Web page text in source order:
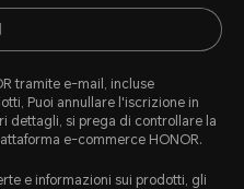
tramite e-mail, incluse
Puoi annullare l'iscrizione in
dettagli, si prega di controllare la
e-commerce HONOR.
e informazioni sui prodotti, gli